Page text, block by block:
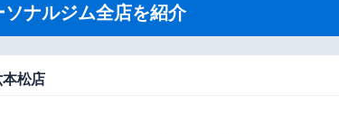
ナルジム全店を紹介
松店